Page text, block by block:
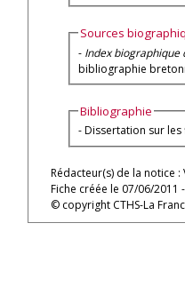
Sources
- Index biographique
bibliographie
Bibliographie
- Dissertation sur
Rédacteur(s) de la notice
Fiche créée le 07/06/
© copyright CTHS-La